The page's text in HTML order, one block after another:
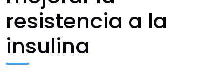
resistencia a la
insulina